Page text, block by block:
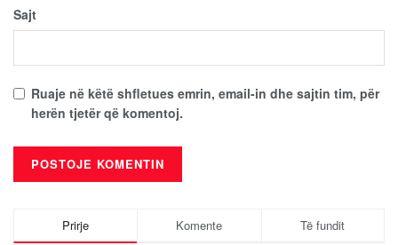
Sajt
Ruaje në këtë shfletues emrin, email-in dhe sajtin tim, për
herën tjetër që komentoj.
Prirje Komente Të fundit